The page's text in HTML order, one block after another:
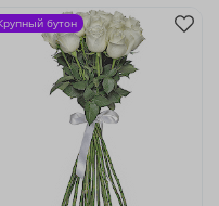
бутон